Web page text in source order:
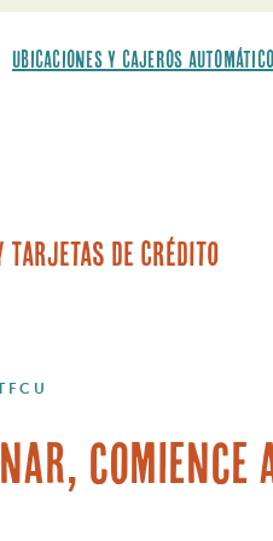
UBICACIONES Y CAJEROS
Tarjetas De Crédito